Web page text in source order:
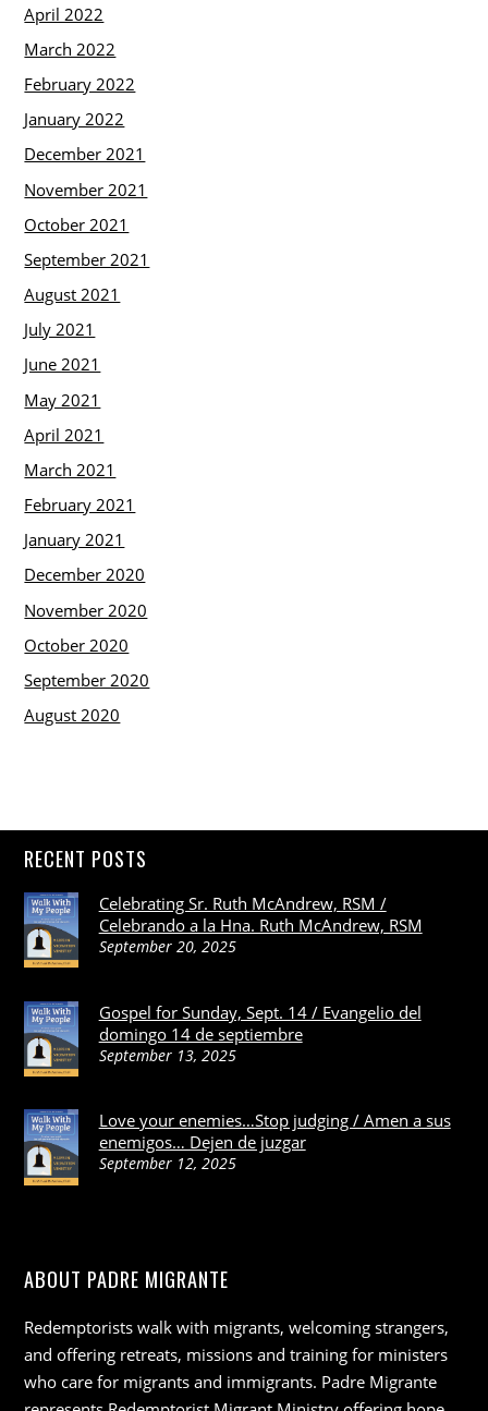
April 2022
March 2022
February 2022
January 2022
December 2021
November 2021
October 2021
September 2021
August 2021
July 2021
June 2021
May 2021
April 2021
March 2021
February 2021
January 2021
December 2020
November 2020
October 2020
September 2020
August 2020
RECENT POSTS
Celebrating Sr. Ruth McAndrew, RSM /
Celebrando a la Hna. Ruth McAndrew, RSM
September 20, 2025
Gospel for Sunday, Sept. 14 / Evangelio del
domingo 14 de septiembre
September 13, 2025
Love your enemies…Stop judging / Amen a sus
enemigos… Dejen de juzgar
September 12, 2025
ABOUT PADRE MIGRANTE
Redemptorists walk with migrants, welcoming strangers,
and offering retreats, missions and training for ministers
who care for migrants and immigrants. Padre Migrante